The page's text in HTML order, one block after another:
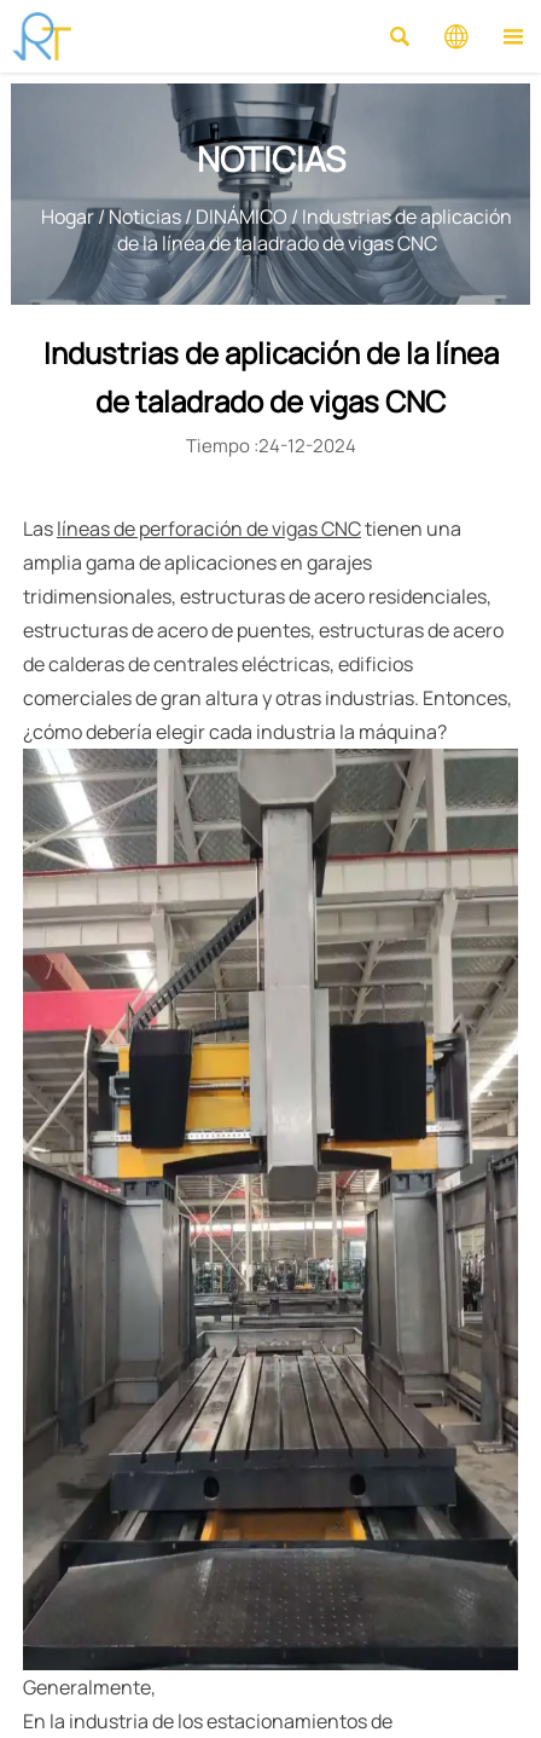
  
NOTICIAS
Hogar/Noticias/ DINÁMICO / Industrias de aplicación
de la línea de taladrado de vigas CNC
Industrias de aplicación de la línea
de taladrado de vigas CNC
Tiempo :24-12-2024
Laslíneas de perforación de vigas CNCtienen una
amplia gama de aplicaciones en garajes
tridimensionales, estructuras de acero residenciales,
estructuras de acero de puentes, estructuras de acero
de calderas de centrales eléctricas, edificios
comerciales de gran altura y otras industrias. Entonces,
¿cómo debería elegir cada industria la máquina?
Generalmente,
En la industria de los estacionamientos de